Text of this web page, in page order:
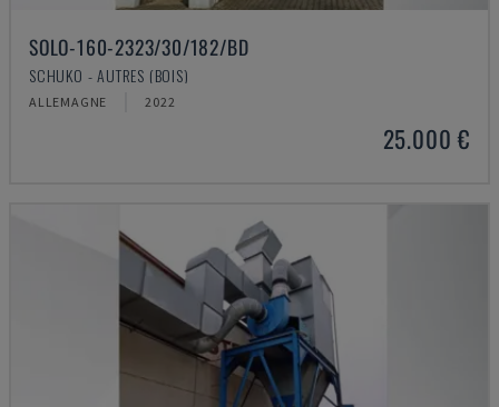
SOLO-160-2323/30/182/BD
SCHUKO - AUTRES (BOIS)
ALLEMAGNE 2022
25.000 €